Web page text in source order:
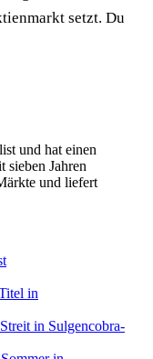
setzt. Du
und hat einen
Jahren
und liefert
in
in Sulgencobra-